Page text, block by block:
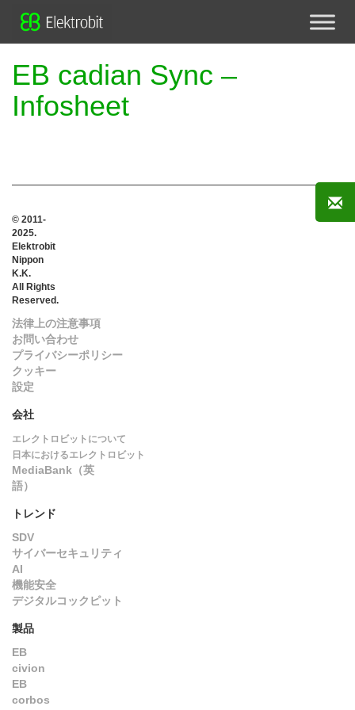
EB cadian Sync –
Infosheet
© 2011-
2025.
Elektrobit
Nippon
K.K.
All Rights
Reserved.
法律上の注意事項
お問い合わせ
プライバシーポリシー
クッキー
設定
会社
エレクトロビットについて
日本におけるエレクトロビット
MediaBank（英
語）
トレンド
SDV
サイバーセキュリティ
AI
機能安全
デジタルコックピット
製品
EB
civion
EB
corbos